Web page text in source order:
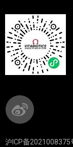
沪ICP备2021008375